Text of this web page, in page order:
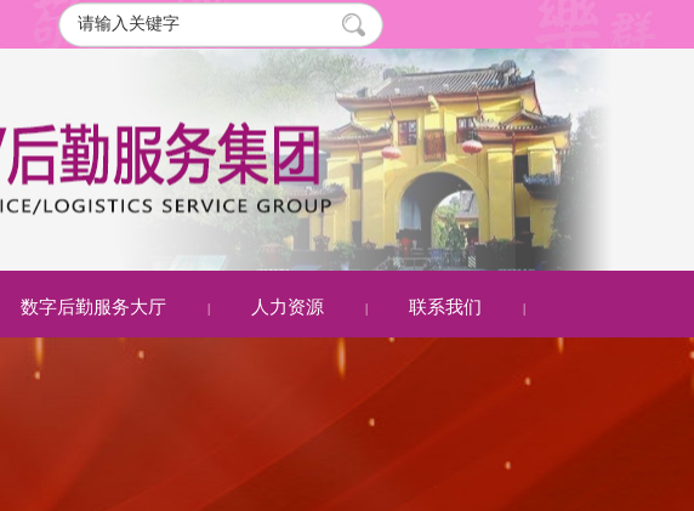
数字后勤服务大厅 | 人力资源 | 联系我们 |